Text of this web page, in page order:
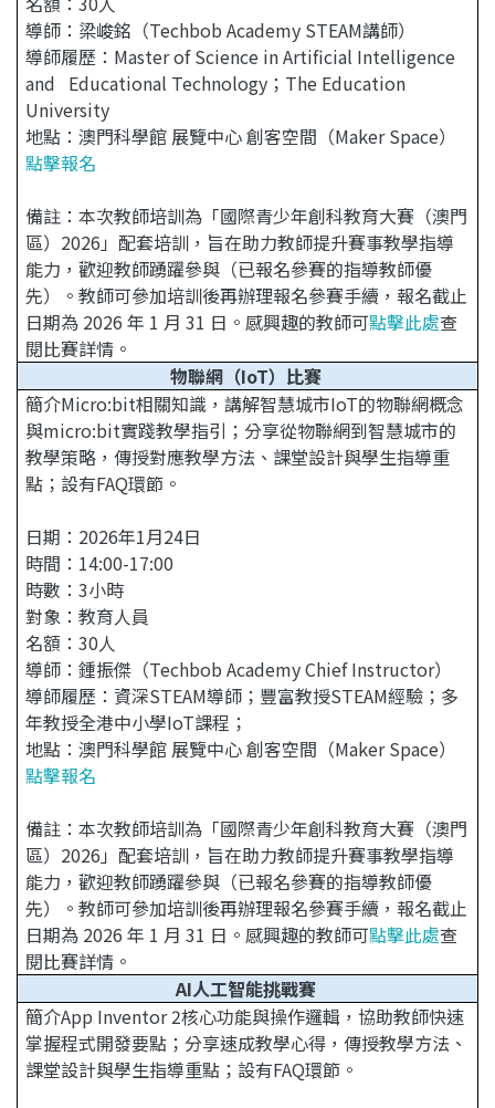
導師：梁峻銘（Techbob Academy STEAM講師）
導師履歷：Master of Science in Artificial Intelligence
and Educational Technology；The Education
University
地點：澳門科學館 展覽中心 創客空間（Maker Space）
點擊報名
備註：本次教師培訓為「國際青少年創科教育大賽（澳門
區）2026」配套培訓，旨在助力教師提升賽事教學指導
能力，歡迎教師踴躍參與（已報名參賽的指導教師優
先）。教師可參加培訓後再辦理報名參賽手續，報名截止
日期為 2026 年 1 月 31 日。感興趣的教師可點擊此處查
閱比賽詳情。
物聯網（IoT）比賽
簡介Micro:bit相關知識，講解智慧城市IoT的物聯網概念
與micro:bit實踐教學指引；分享從物聯網到智慧城市的
教學策略，傳授對應教學方法、課堂設計與學生指導重
點；設有FAQ環節。
日期：2026年1月24日
時間：14:00-17:00
時數：3小時
對象：教育人員
名額：30人
導師：鍾振傑（Techbob Academy Chief Instructor）
導師履歷：資深STEAM導師；豐富教授STEAM經驗；多
年教授全港中小學IoT課程；
地點：澳門科學館 展覽中心 創客空間（Maker Space）
點擊報名
備註：本次教師培訓為「國際青少年創科教育大賽（澳門
區）2026」配套培訓，旨在助力教師提升賽事教學指導
能力，歡迎教師踴躍參與（已報名參賽的指導教師優
先）。教師可參加培訓後再辦理報名參賽手續，報名截止
日期為 2026 年 1 月 31 日。感興趣的教師可點擊此處查
閱比賽詳情。
AI人工智能挑戰賽
簡介App Inventor 2核心功能與操作邏輯，協助教師快速
掌握程式開發要點；分享速成教學心得，傳授教學方法、
課堂設計與學生指導重點；設有FAQ環節。